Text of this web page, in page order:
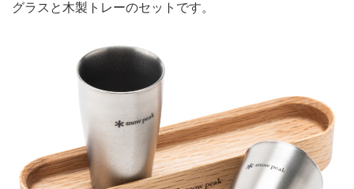
グラスと木製トレーのセットです。